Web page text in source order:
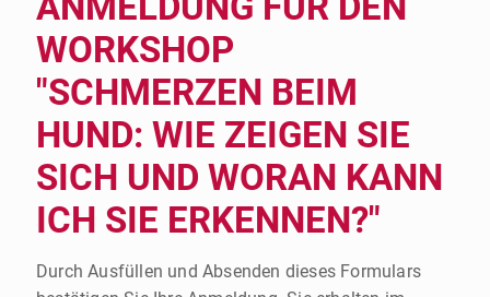
WORKSHOP
"SCHMERZEN BEIM
HUND: WIE ZEIGEN SIE
SICH UND WORAN KANN
ICH SIE ERKENNEN?"
Durch Ausfüllen und Absenden dieses Formulars